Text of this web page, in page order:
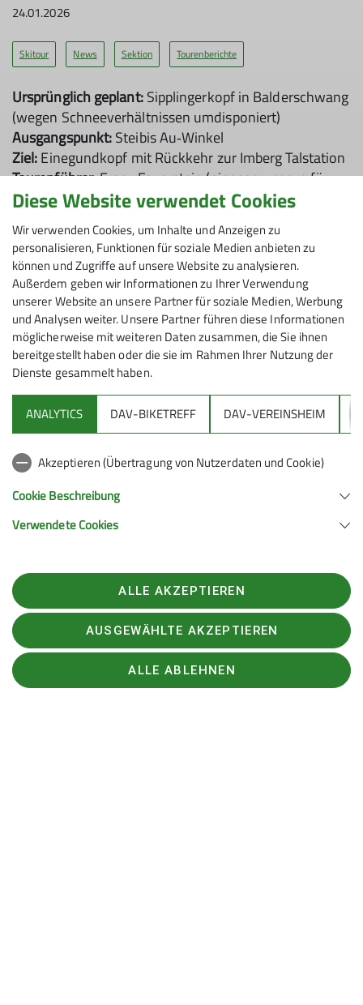
24.01.2026
Skitour News Sektion Tourenberichte
Ursprünglich geplant:Sipplingerkopf in Balderschwang
(wegen Schneeverhältnissen umdisponiert)
Ausgangspunkt:Steibis Au‑Winkel
Ziel:Einegundkopf mit Rückkehr zur Imberg Talstation
Tourenführer:Franz Feuerstein (eingesprungern für
Irmi und Anja)
Tourdaten:1086 Hm, 16,37 km
Gehzeit mit Pausen:5 Stunden 35 Minuten
Wegen etwas unsicherer Schneeverhältnisse wurde
die geplante Tour zum Sipplingerkopf kurzfristig statt
der ursprünglich geplanten Absage von Franz
übernommen und in eine"Skisafari"umgewandelt.
Die Gruppe stieg über den linken Wanderweg zum
Imberghausauf, setzte die Tour über dieHochbühlalpe
zurHörmoosalpefort, erreichte über dieFalkenhütte
denEinegundkopfund fuhr anschließend über
Lanzenbach
, die neue Stahlbrücke (ehemalige
Hängebrücke) und dieRemmeleck‑Alpe
zurück auf
denImberg. Die abschließende Abfahrt erfolgte über
die Piste zur Imberg Talstation. Die Tour war
landschaftlich reizvoll, konditionell fordernd und
wechselnden Verhältnissen aber bestem Wetter.
Diese Website verwendet Cookies
Wir verwenden Cookies, um Inhalte und Anzeigen zu
personalisieren, Funktionen für soziale Medien anbieten zu
können und Zugriffe auf unsere Website zu analysieren.
Außerdem geben wir Informationen zu Ihrer Verwendung
unserer Website an unsere Partner für soziale Medien, Werbung
und Analysen weiter. Unsere Partner führen diese Informationen
möglicherweise mit weiteren Daten zusammen, die Sie ihnen
bereitgestellt haben oder die sie im Rahmen Ihrer Nutzung der
Dienste gesammelt haben.
ANALYTICS DAV-BIKETREFF DAV-VEREINSHEIM
Akzeptieren (Übertragung von Nutzerdaten und Cookie)
Cookie Beschreibung
Verwendete Cookies
ALLE AKZEPTIEREN
AUSGEWÄHLTE AKZEPTIEREN
ALLE ABLEHNEN